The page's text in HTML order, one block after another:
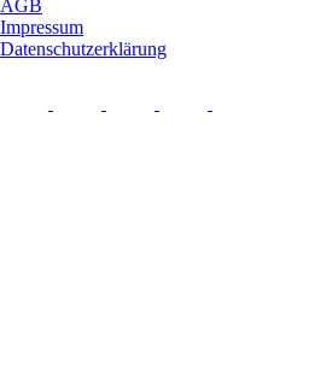
AGB
Impressum
Datenschutzerklärung